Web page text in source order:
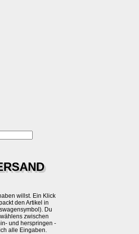
willst. Ein Klick
den Artikel in
Du
zwischen
und herspringen -
alle Eingaben.